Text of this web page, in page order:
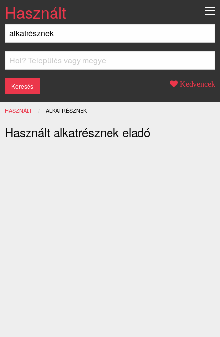
Használt
Kedvencek
HASZNÁLT JELENLEGI:
ALKATRÉSZNEK
Használt alkatrésznek eladó